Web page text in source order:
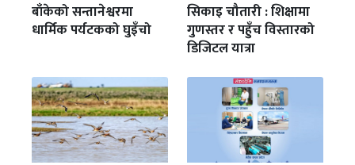
बाँकेको सन्तानेश्वरमा
धार्मिक पर्यटकको घुइँचो
सिकाइ चौतारी : शिक्षामा
गुणस्तर र पहुँच विस्तारको
डिजिटल यात्रा